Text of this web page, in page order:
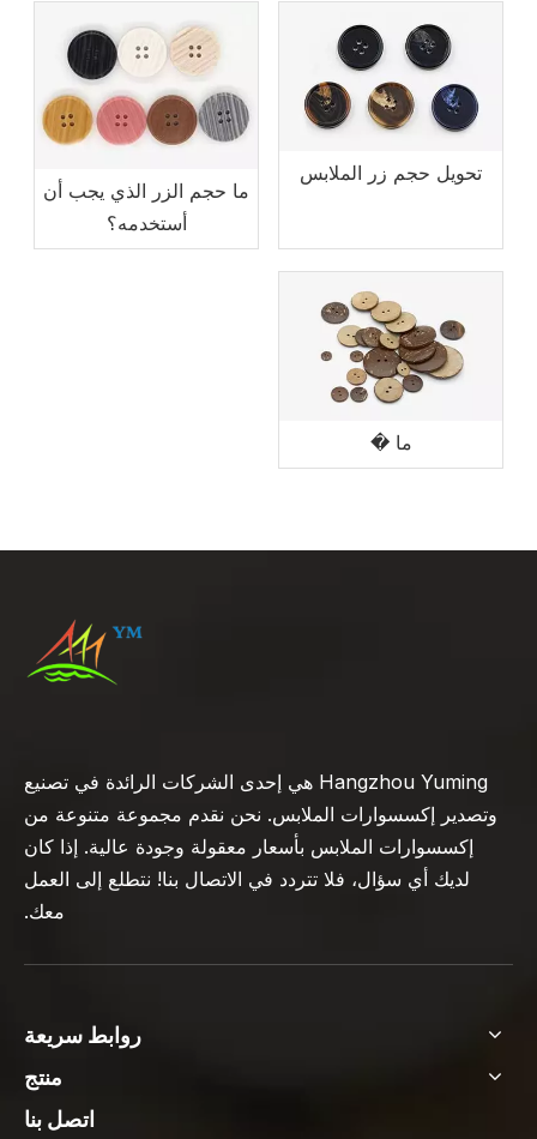
تحويل حجم زر الملابس
ما حجم الزر الذي يجب أن
أستخدمه؟
ما �
Hangzhou Yuming هي إحدى الشركات الرائدة في تصنيع
وتصدير إكسسوارات الملابس. نحن نقدم مجموعة متنوعة من
إكسسوارات الملابس بأسعار معقولة وجودة عالية. إذا كان
لديك أي سؤال، فلا تتردد في الاتصال بنا! نتطلع إلى العمل
معك.
روابط سريعة
منتج
اتصل بنا